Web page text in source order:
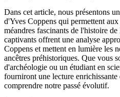
Dans cet article, nous présentons
d'Yves Coppens qui permettent
méandres fascinants de l'histoire
captivants offrent une analyse
Coppens et mettent en lumière les
ancêtres préhistoriques. Que vous
d'archéologie ou un étudiant en
fourniront une lecture
comprendre notre passé évolutif.